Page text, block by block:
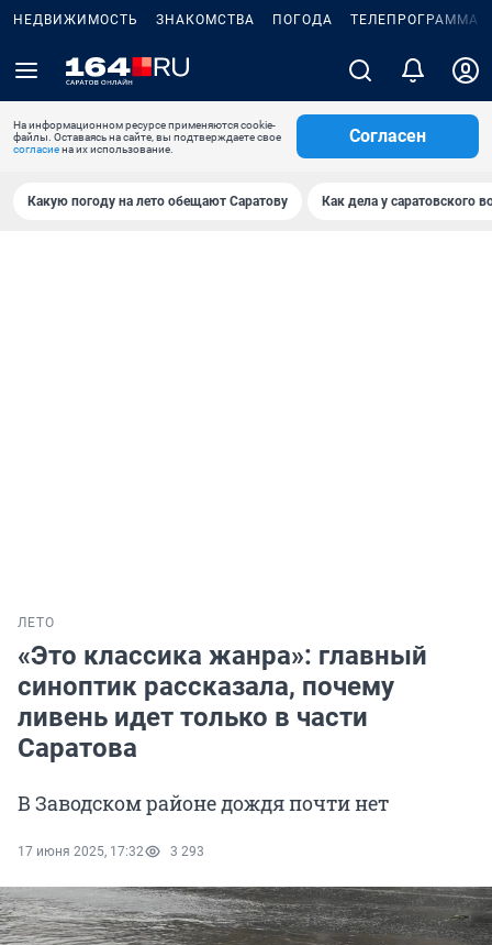
НЕДВИЖИМОСТЬ ЗНАКОМСТВА ПОГОДА ТЕЛЕПРОГРАММА
На информационном ресурсе применяются cookie-
файлы. Оставаясь на сайте, вы подтверждаете свое
согласиена их использование.
Согласен
Какую погоду на лето обещают Саратову Как дела у саратовского
ЛЕТО
«Это классика жанра»: главный
синоптик рассказала, почему
ливень идет только в части
Саратова
В Заводском районе дождя почти нет
17 июня 2025, 17:32 3 293